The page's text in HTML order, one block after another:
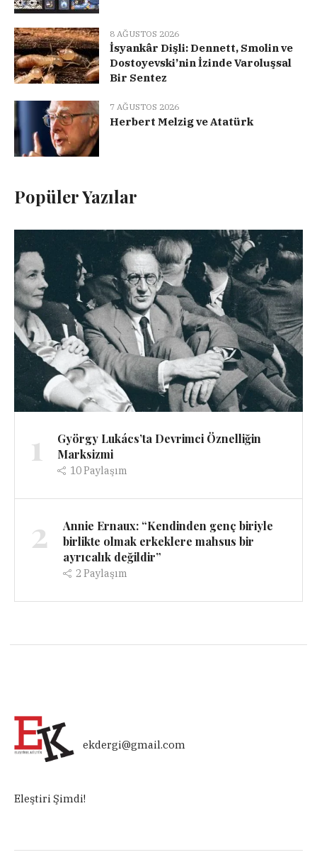
8 AĞUSTOS 2026
İsyankâr Dişli: Dennett, Smolin ve
Dostoyevski’nin İzinde Varoluşsal
Bir Sentez
7 AĞUSTOS 2026
Herbert Melzig ve Atatürk
Popüler Yazılar
1
György Lukács’ta Devrimci Öznelliğin
Marksizmi
10Paylaşım
2
Annie Ernaux: “Kendinden genç biriyle
birlikte olmak erkeklere mahsus bir
ayrıcalık değildir”
2 Paylaşım
ekdergi@gmail.com
Eleştiri Şimdi!